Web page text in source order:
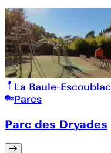
La Baule-Escoublac
Parcs
Parc des Dryades